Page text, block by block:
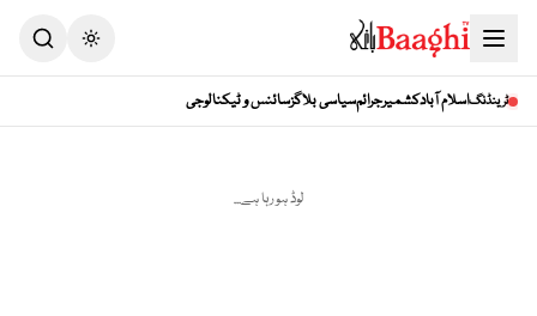
Toggle theme
ٹرینڈنگاسلام آبادکشمیرجرائمسیاسی بلاگزسائنس و ٹیکنالوجی
لوڈ ہو رہا ہے...